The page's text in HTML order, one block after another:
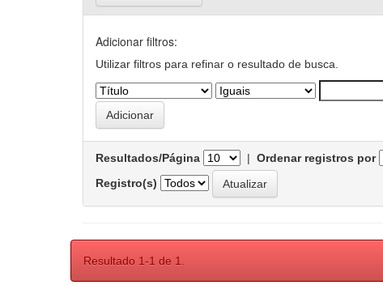
Adicionar filtros:
Utilizar filtros para refinar o resultado de busca.
Resultados/Página | Ordenar registros por
Registro(s)
Resultado 1-1 de 1.